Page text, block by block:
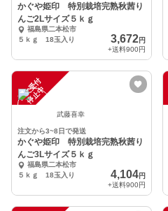
かぐや姫印 特別栽培完熟秋茜り
んご2Lサイズ５ｋｇ
福島県二本松市
５ｋｇ 18玉入り
3,672円
+送料900円
注
文
受
付
停
止
中
武藤喜幸
注文から3~8日で発送
かぐや姫印 特別栽培完熟秋茜り
んご3Lサイズ５ｋｇ
福島県二本松市
５ｋｇ 18玉入り
4,104円
+送料900円